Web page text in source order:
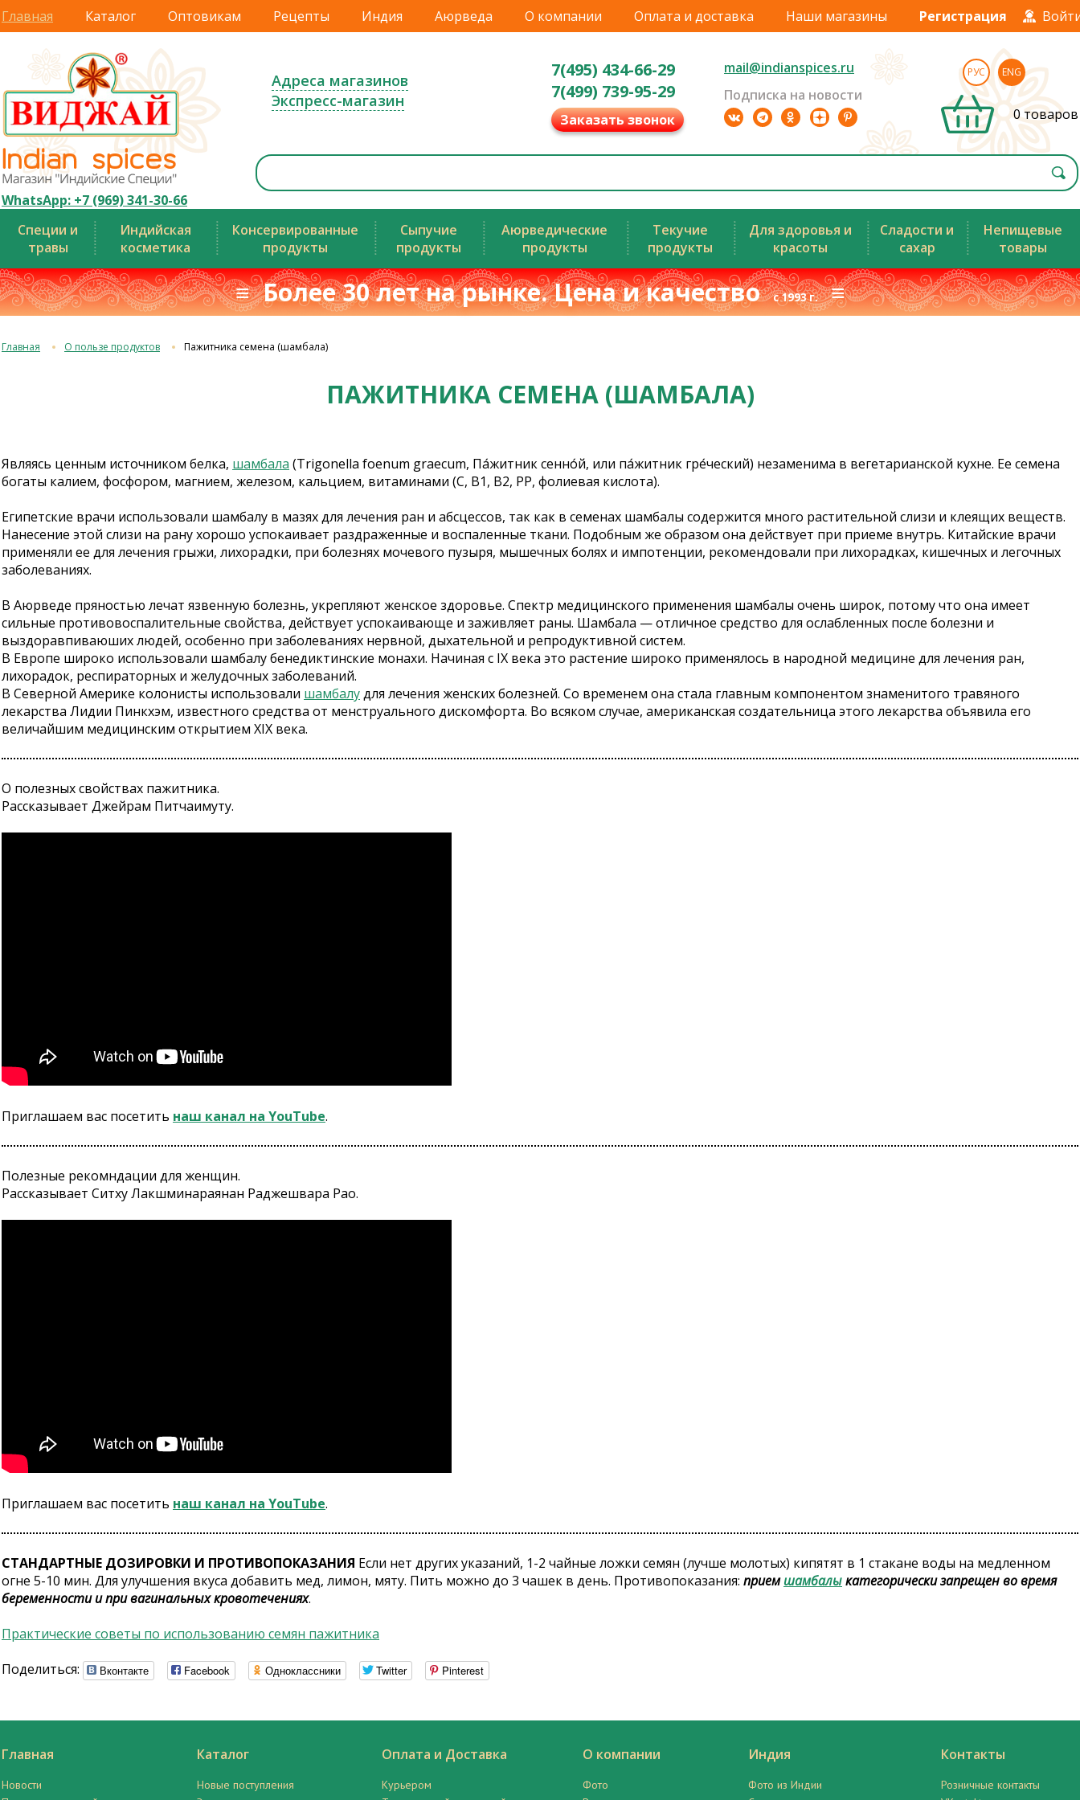
Главная Каталог Оптовикам Рецепты Индия Аюрведа О компании Оплата и доставка Наши магазины Регистрация
WhatsApp: +7 (969) 341-30-66
Адреса магазинов
Экспресс-магазин
7(495) 434-66-29
7(499) 739-95-29
Заказать звонок
mail@indianspices.ru
Подписка на новости
РУС ENG
0 товаров
Специи и
травы
Индийская
косметика
Консервированные
продукты
Сыпучие
продукты
Аюрведические
продукты
Текучие
продукты
Для здоровья и
красоты
Сладости и
сахар
Непищевые
товары
≡ Более 30 лет на рынке. Цена и качествос 1993 г.≡
Главная О пользе продуктов Пажитника семена (шамбала)
ПАЖИТНИКА СЕМЕНА (ШАМБАЛА)
Являясь ценным источником белка, шамбала (Trigonella foenum graecum, Па́житник сенно́й, или па́житник гре́ческий) незаменима в вегетарианской кухне. Ее семена
богаты калием, фосфором, магнием, железом, кальцием, витаминами (С, В1, В2, РР, фолиевая кислота).
Египетские врачи использовали шамбалу в мазях для лечения ран и абсцессов, так как в семенах шамбалы содержится много растительной слизи и клеящих веществ.
Нанесение этой слизи на рану хорошо успокаивает раздраженные и воспаленные ткани. Подобным же образом она действует при приеме внутрь. Китайские врачи
применяли ее для лечения грыжи, лихорадки, при болезнях мочевого пузыря, мышечных болях и импотенции, рекомендовали при лихорадках, кишечных и легочных
заболеваниях.
В Аюрведе пряностью лечат язвенную болезнь, укрепляют женское здоровье. Спектр медицинского применения шамбалы очень широк, потому что она имеет
сильные противовоспалительные свойства, действует успокаивающе и заживляет раны. Шамбала — отличное средство для ослабленных после болезни и
выздоравпиваюших людей, особенно при заболеваниях нервной, дыхательной и репродуктивной систем.
В Европе широко использовали шамбалу бенедиктинские монахи. Начиная с IX века это растение широко применялось в народной медицине для лечения ран,
лихорадок, респираторных и желудочных заболеваний.
В Северной Америке колонисты использовали шамбалудля лечения женских болезней. Со временем она стала главным компонентом знаменитого травяного
лекарства Лидии Пинкхэм, известного средства от менструального дискомфорта. Во всяком случае, американская создательница этого лекарства объявила его
величайшим медицинским открытием XIX века.
О полезных свойствах пажитника.
Рассказывает Джейрам Питчаимуту.
Приглашаем вас посетить наш канал на YouTube.
Полезные рекомндации для женщин.
Рассказывает Ситху Лакшминараянан Раджешвара Рао.
Приглашаем вас посетить наш канал на YouTube.
СТАНДАРТНЫЕ ДОЗИРОВКИ И ПРОТИВОПОКАЗАНИЯ Если нет других указаний, 1-2 чайные ложки семян (лучше молотых) кипятят в 1 стакане воды на медленном
огне 5-10 мин. Для улучшения вкуса добавить мед, лимон, мяту. Пить можно до 3 чашек в день. Противопоказания: приемшамбалыкатегорически запрещен во время
беременности и при вагинальных кровотечениях.
Практические советы по использованию семян пажитника
Поделиться:
Вконтакте Facebook Одноклассники Twitter Pinterest
Главная
Новости
Каталог
Новые поступления
Оплата и Доставка
Курьером
О компании
Фото
Индия
Фото из Индии
Контакты
Розничные контакты